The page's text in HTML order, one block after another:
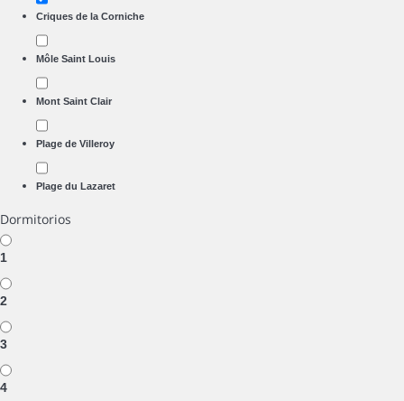
Criques de la Corniche
Môle Saint Louis
Mont Saint Clair
Plage de Villeroy
Plage du Lazaret
Dormitorios
1
2
3
4